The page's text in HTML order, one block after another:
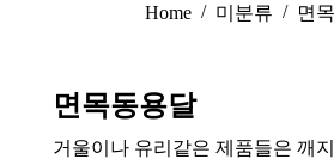
You are here:
Home 미분류 면
면목동용달
거울이나 유리같은 제품들은 깨